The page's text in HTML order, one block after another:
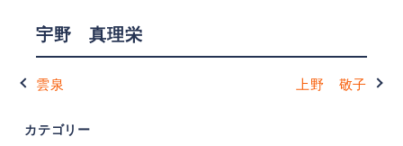
宇野 真理栄
雲泉 上野 敬子